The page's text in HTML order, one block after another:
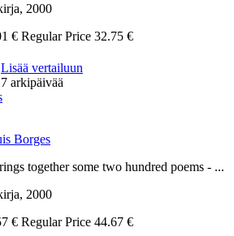
2000
€ Regular Price 32.75 €
Lisää vertailuun
arkipäivää
Borges
together some two hundred poems - ...
2000
€ Regular Price 44.67 €